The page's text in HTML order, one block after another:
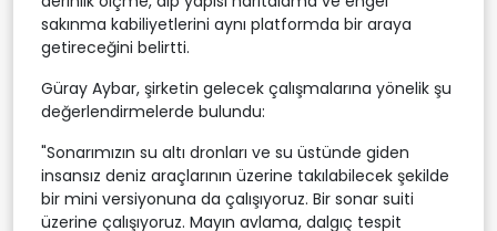
sakınma kabiliyetlerini aynı platformda bir araya
getireceğini belirtti.
Güray Aybar, şirketin gelecek çalışmalarına yönelik şu
değerlendirmelerde bulundu:
"Sonarımızın su altı dronları ve su üstünde giden
insansız deniz araçlarının üzerine takılabilecek şekilde
bir mini versiyonuna da çalışıyoruz. Bir sonar suiti
üzerine çalışıyoruz. Mayın avlama, dalgıç tespit